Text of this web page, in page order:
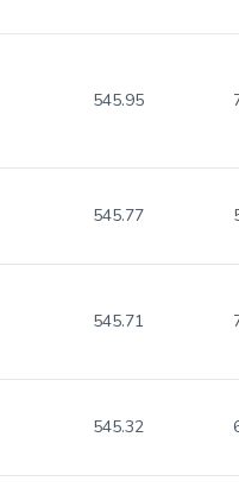
545.95
545.77
545.71
545.32